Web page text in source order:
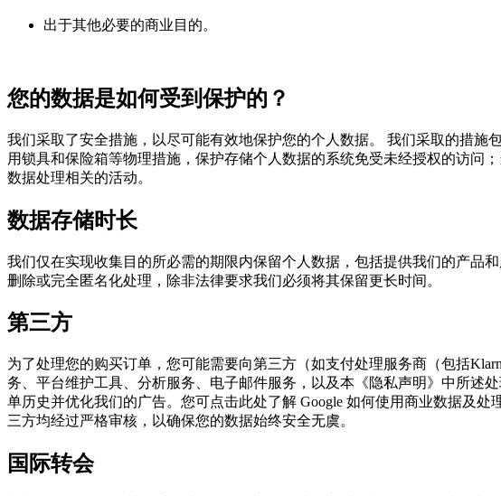
出于其他必要的商业目的。
您的数据是如何受到保护的？
我们采取了安全措施，以尽可能有效地保护您的个人数据。 我们采取的措
用锁具和保险箱等物理措施，保护存储个人数据的系统免受未经授权的访问
数据处理相关的活动。
数据存储时长
我们仅在实现收集目的所必需的期限内保留个人数据，包括提供我们的产品
删除或完全匿名化处理，除非法律要求我们必须将其保留更长时间。
第三方
为了处理您的购买订单，您可能需要向第三方（如支付处理服务商（包括
务、平台维护工具、分析服务、电子邮件服务，以及本《隐私声明》中所述
单历史并优化我们的广告。您可点击此处了解 Google 如何使用商业数据及处
三方均经过严格审核，以确保您的数据始终安全无虞。
国际转会